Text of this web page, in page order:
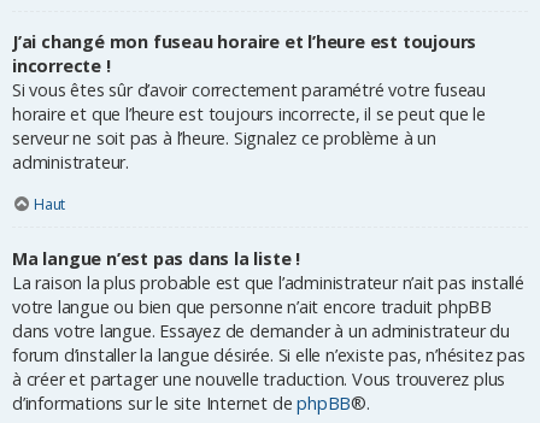
J’ai changé mon fuseau horaire et l’heure est toujours
incorrecte !
Si vous êtes sûr d’avoir correctement paramétré votre fuseau
horaire et que l’heure est toujours incorrecte, il se peut que le
serveur ne soit pas à l’heure. Signalez ce problème à un
administrateur.
Haut
Ma langue n’est pas dans la liste !
La raison la plus probable est que l’administrateur n’ait pas installé
votre langue ou bien que personne n’ait encore traduit phpBB
dans votre langue. Essayez de demander à un administrateur du
forum d’installer la langue désirée. Si elle n’existe pas, n’hésitez pas
à créer et partager une nouvelle traduction. Vous trouverez plus
d’informations sur le site Internet dephpBB®.